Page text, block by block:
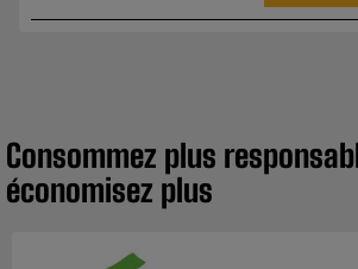
Consommez plus
économisez plus